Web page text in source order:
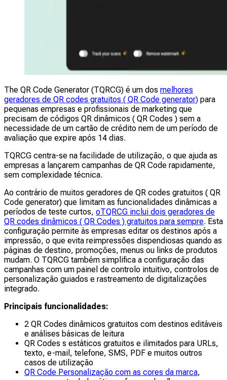
The QR Code Generator (TQRCG) é um dos melhores
geradores de QR codes gratuitos ( QR Code generator) para
pequenas empresas e profissionais de marketing que
precisam de códigos QR dinâmicos ( QR Codes ) sem a
necessidade de um cartão de crédito nem de um período de
avaliação que expire após 14 dias.
TQRCG centra-se na facilidade de utilização, o que ajuda as
empresas a lançarem campanhas de QR Code rapidamente,
sem complexidade técnica.
Ao contrário de muitos geradores de QR codes gratuitos ( QR
Code generator) que limitam as funcionalidades dinâmicas a
períodos de teste curtos, oTQRCG inclui dois geradores de
QR codes dinâmicos ( QR Codes ) gratuitos para sempre. Esta
configuração permite às empresas editar os destinos após a
impressão, o que evita reimpressões dispendiosas quando as
páginas de destino, promoções, menus ou links de produtos
mudam. O TQRCG também simplifica a configuração das
campanhas com um painel de controlo intuitivo, controlos de
personalização guiados e rastreamento de digitalizações
integrado.
Principais funcionalidades:
2 QR Codes dinâmicos gratuitos com destinos editáveis
e análises básicas de leitura
QR Codes s estáticos gratuitos e ilimitados para URLs,
texto, e-mail, telefone, SMS, PDF e muitos outros
casos de utilização
QR Code Personalização com as cores da marca,